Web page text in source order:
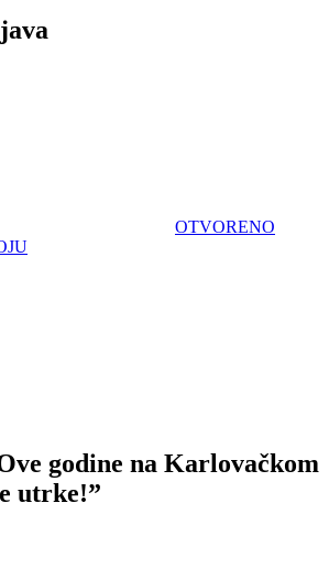
OTVORENO
godine na Karlovačkom
utrke!”